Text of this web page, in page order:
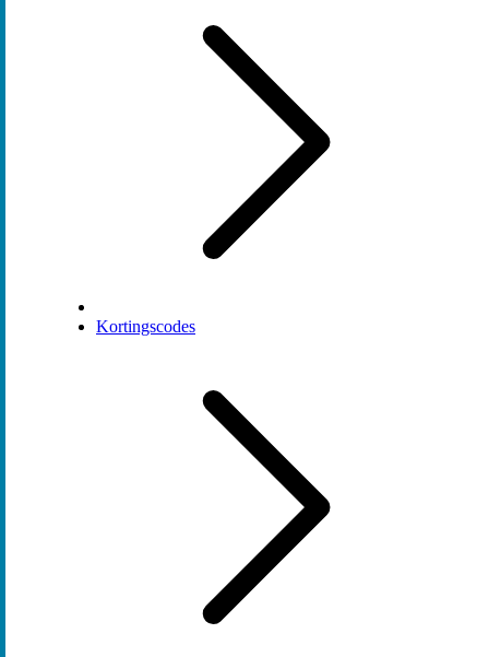
Kortingscodes